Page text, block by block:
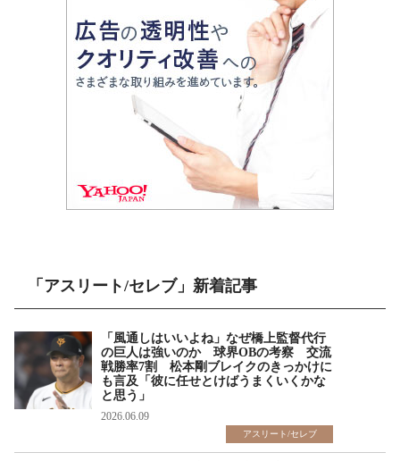
「アスリート/セレブ」新着記事
「風通しはいいよね」なぜ橋上監督代行
の巨人は強いのか 球界OBの考察 交流
戦勝率7割 松本剛ブレイクのきっかけに
も言及「彼に任せとけばうまくいくかな
と思う」
2026.06.09
アスリート/セレブ